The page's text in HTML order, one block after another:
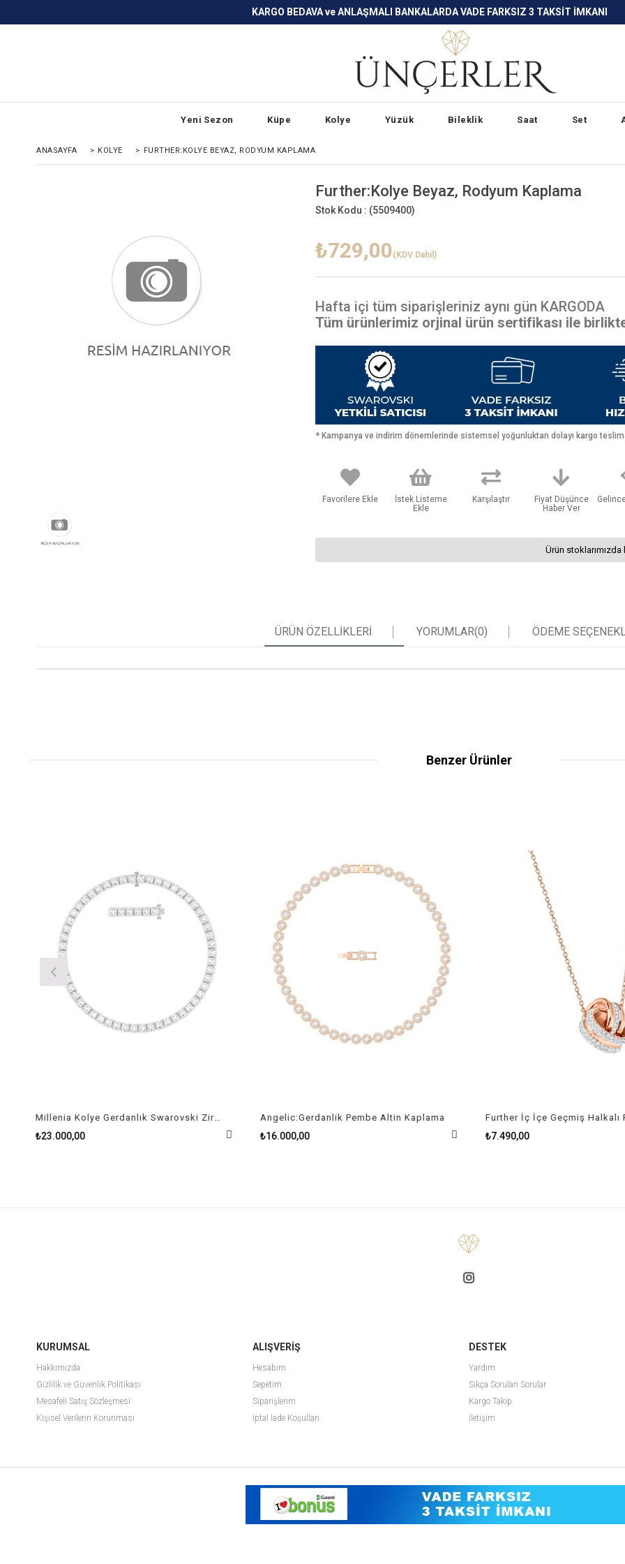
KARGO BEDAVA ve ANLAŞMALI BANKALARDA VADE FARKSIZ 3 TAKSİT İMKANI
Yeni Sezon Küpe Kolye Yüzük Bileklik Saat Set
ANASAYFA > KOLYE > FURTHER:KOLYE BEYAZ, RODYUM KAPLAMA
Further:Kolye Beyaz, Rodyum Kaplama
Stok Kodu : (5509400)
₺729,00 (KDV Dahil)
Hafta içi tüm siparişleriniz aynı gün KARGODA
Tüm ürünlerimiz orjinal ürün sertifikası ile
* Kampanya ve indirim dönemlerinde sistemsel yoğunluktan dolayı kargo
Favorilere Ekle
İstek Listeme
Ekle
Karşılaştır
Fiyat Düşünce
Haber Ver
Ürün stoklarımızda
ÜRÜN ÖZELLIKLERI YORUMLAR(0) ÖDEME
Benzer Ürünler
Millenia Kolye Gerdanlık Swarovski Zirconia Kare Kristal Rodyum Kaplama
₺23.000,00
Angelic:Gerdanlik Pembe Altin Kaplama
₺16.000,00 ₺7.490,00
KURUMSAL
Hakkımızda
Gizlilik ve Güvenlik Politikası
Mesafeli Satış Sözleşmesi
Kişisel Verilerin Korunması
ALIŞVERİŞ
Hesabım
Sepetim
Siparişlerim
İptal İade Koşulları
DESTEK
Yardım
Sıkça Sorulan Sorular
Kargo Takip
İletişim